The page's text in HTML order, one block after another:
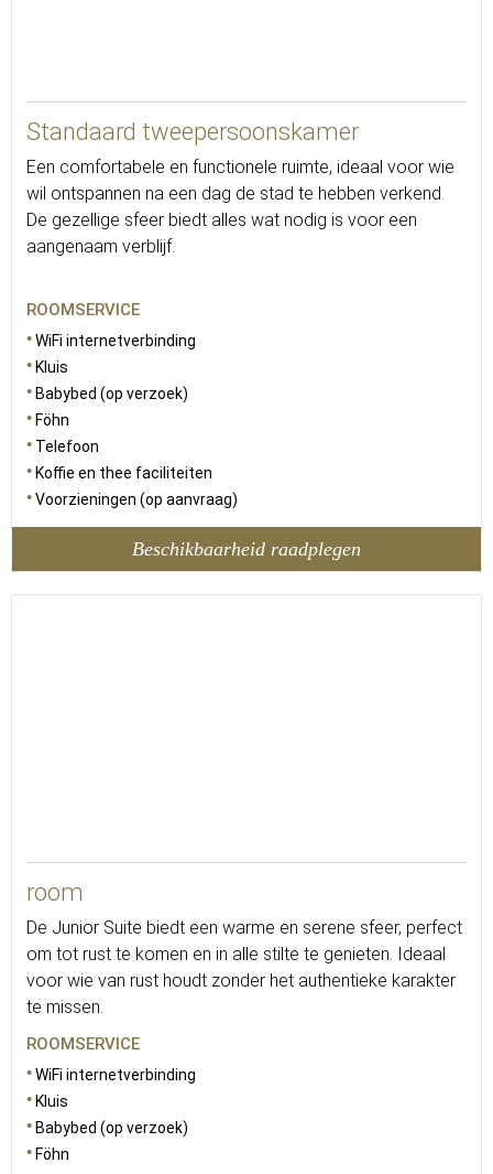
Standaard tweepersoonskamer
Een comfortabele en functionele ruimte, ideaal voor wie
wil ontspannen na een dag de stad te hebben verkend.
De gezellige sfeer biedt alles wat nodig is voor een
aangenaam verblijf.
ROOMSERVICE
WiFi internetverbinding
Kluis
Babybed (op verzoek)
Föhn
Telefoon
Koffie en thee faciliteiten
Voorzieningen (op aanvraag)
Beschikbaarheid raadplegen
room
De Junior Suite biedt een warme en serene sfeer, perfect
om tot rust te komen en in alle stilte te genieten. Ideaal
voor wie van rust houdt zonder het authentieke karakter
te missen.
ROOMSERVICE
WiFi internetverbinding
Kluis
Babybed (op verzoek)
Föhn